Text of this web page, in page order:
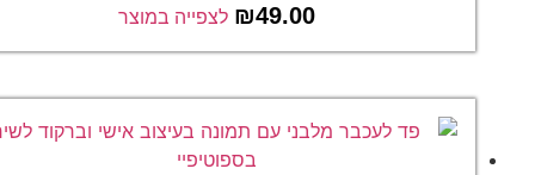
₪49.00 לצפייה במוצר